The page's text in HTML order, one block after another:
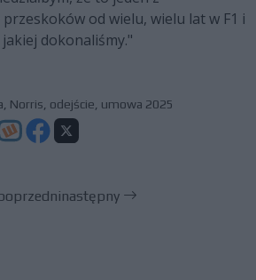
od wielu, wielu lat w F1 i
dokonaliśmy."
Norris odejście umowa 2025
następny